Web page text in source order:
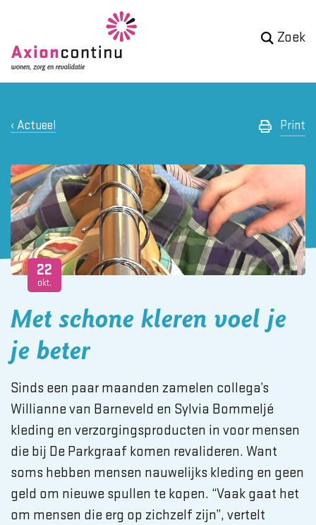
Zoek
Actueel Print
22
okt.
Met schone kleren voel je
je beter
Sinds een paar maanden zamelen collega’s
Willianne van Barneveld en Sylvia Bommeljé
kleding en verzorgingsproducten in voor mensen
die bij De Parkgraaf komen revalideren. Want
soms hebben mensen nauwelijks kleding en geen
geld om nieuwe spullen te kopen. “Vaak gaat het
om mensen die erg op zichzelf zijn”, vertelt